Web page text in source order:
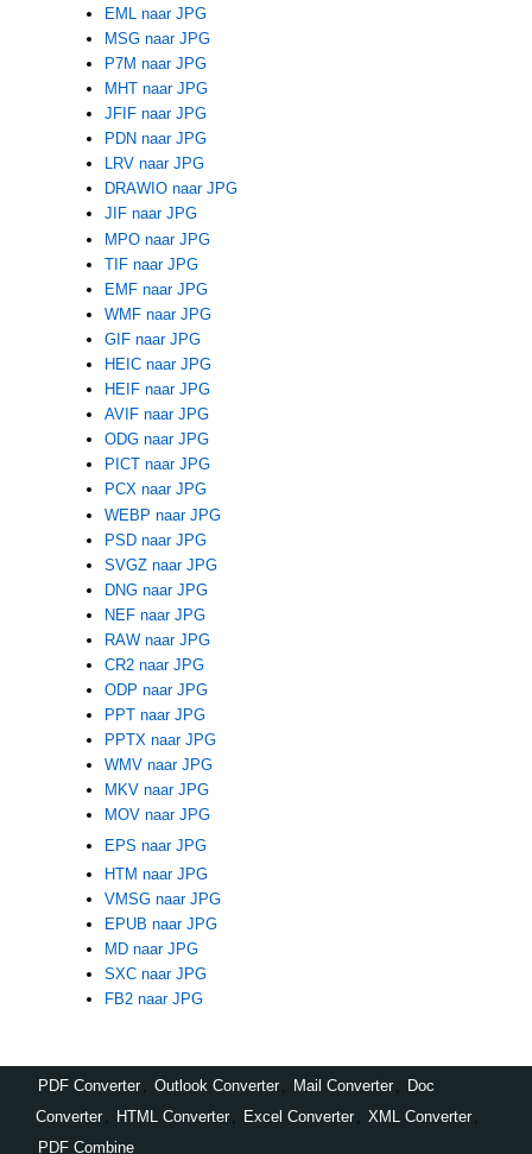
EML naar JPG
MSG naar JPG
P7M naar JPG
MHT naar JPG
JFIF naar JPG
PDN naar JPG
LRV naar JPG
DRAWIO naar JPG
JIF naar JPG
MPO naar JPG
TIF naar JPG
EMF naar JPG
WMF naar JPG
GIF naar JPG
HEIC naar JPG
HEIF naar JPG
AVIF naar JPG
ODG naar JPG
PICT naar JPG
PCX naar JPG
WEBP naar JPG
PSD naar JPG
SVGZ naar JPG
DNG naar JPG
NEF naar JPG
RAW naar JPG
CR2 naar JPG
ODP naar JPG
PPT naar JPG
PPTX naar JPG
WMV naar JPG
MKV naar JPG
MOV naar JPG
EPS naar JPG
HTM naar JPG
VMSG naar JPG
EPUB naar JPG
MD naar JPG
SXC naar JPG
FB2 naar JPG
PDF Converter , Outlook Converter , Mail Converter ,
Doc
Converter , HTML Converter , Excel Converter , XML Converter ,
PDF Combine